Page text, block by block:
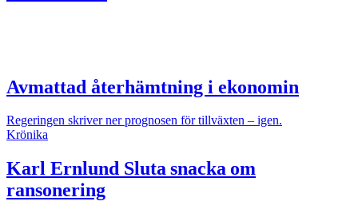
Avmattad återhämtning i ekonomin
Regeringen skriver ner prognosen för tillväxten – igen.
Krönika
Karl Ernlund Sluta snacka om
ransonering